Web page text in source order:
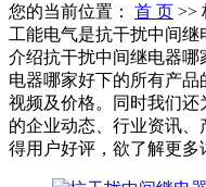
您的当前位置： 首 页 >>
工能电气是抗干扰中间
介绍抗干扰中间继电器
电器哪家好下的所有产品
视频及价格。同时我们
的企业动态、行业资讯
得用户好评，欲了解更多